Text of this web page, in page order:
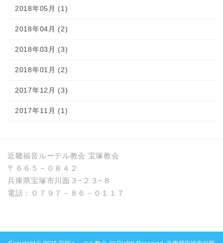
2018年05月 (1)
2018年04月 (2)
2018年03月 (3)
2018年01月 (2)
2017年12月 (3)
2017年11月 (1)
近畿福音ルーテル教会 宝塚教会
〒６６５－０８４２
兵庫県宝塚市川面３−２３−８
電話：０７９７－８６－０１１７